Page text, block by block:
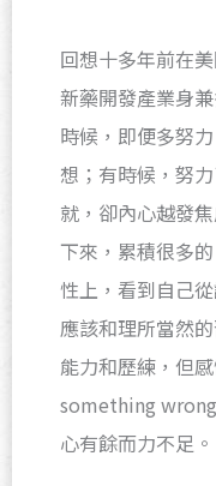
回想十多年前在
新藥開發產業身
時候，即便多努
想；有時候，努
就，卻內心越發
下來，累積很多
性上，看到自己
應該和理所當然
能力和歷練，但
something
心有餘而力不足。